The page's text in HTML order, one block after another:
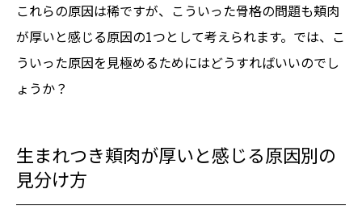
これらの原因は稀ですが、こういった骨格の問題も頬肉
が厚いと感じる原因の1つとして考えられます。では、こ
ういった原因を見極めるためにはどうすればいいのでし
ょうか？
生まれつき頬肉が厚いと感じる原因別の
見分け方